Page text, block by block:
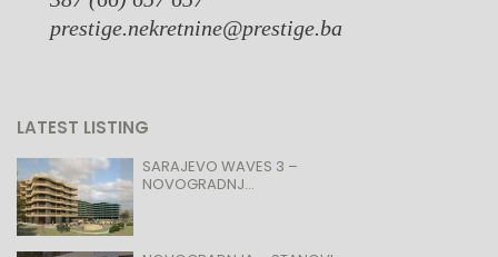
prestige.nekretnine@prestige.ba
LATEST LISTING
SARAJEVO WAVES 3 –
NOVOGRADNJ...